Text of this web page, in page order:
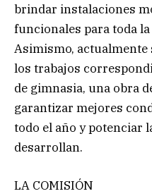
brindar instalaciones
funcionales para toda
Asimismo, actualmente
los trabajos
de gimnasia, una obra
garantizar mejores
todo el año y potenciar
desarrollan.
LA COMISIÓN